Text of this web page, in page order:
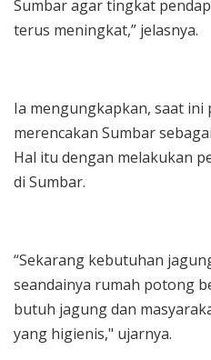
Sumbar agar tingkat
terus meningkat,” jelasnya.
Ia mengungkapkan, saat ini
merencakan Sumbar
Hal itu dengan melakukan
di Sumbar.
“Sekarang kebutuhan
seandainya rumah potong
butuh jagung dan
yang higienis," ujarnya.